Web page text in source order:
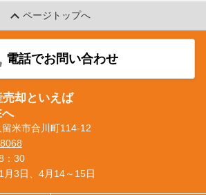
ページトップへ
電話でお問い合わせ
却といえば
米市合川町114-12
：30
月3日、4月14～15日